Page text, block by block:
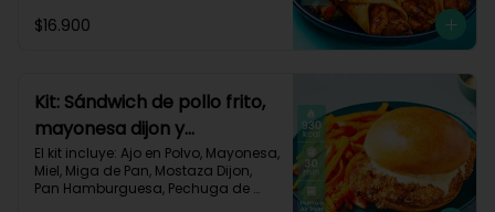
Tomate, Tortillas de Harina, Receta
Grasas 30g | Proteínas 40g
$16.900
Kit: Sándwich de pollo frito,
mayonesa dijon y
zanahorias asadas-79
El kit incluye: Ajo en Polvo, Mayonesa,
Miel, Miga de Pan, Mostaza Dijon,
Pan Hamburguesa, Pechuga de